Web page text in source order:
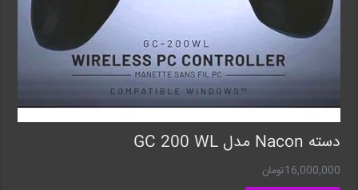
دسته Nacon مدل GC 200 WL
16,000,000تومان